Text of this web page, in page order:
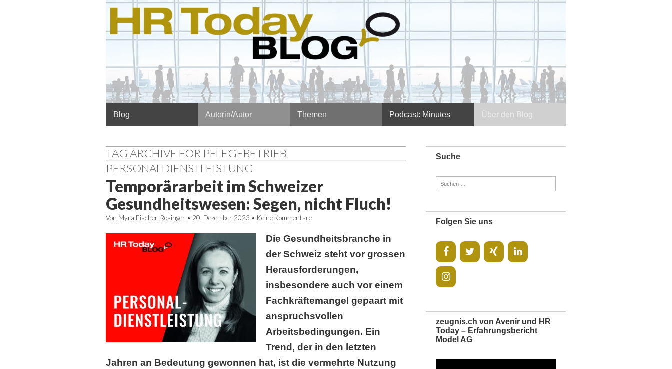
Hauptmenü
Blog Autorin/Autor Themen Podcast: Minutes Über den Blog
TAG ARCHIVE FOR PFLEGEBETRIEB
PERSONALDIENSTLEISTUNG
Temporärarbeit im Schweizer
Gesundheitswesen: Segen, nicht Fluch!
Von Myra Fischer-Rosinger • 20. Dezember 2023 • Keine Kommentare
Die Gesundheitsbranche in
der Schweiz steht vor grossen
Herausforderungen,
insbesondere auch vor einem
Fachkräftemangel gepaart mit
anspruchsvollen
Arbeitsbedingungen. Ein
Trend, der in den letzten
Jahren an Bedeutung gewonnen hat, ist die vermehrte Nutzung
Suche
Folgen Sie uns
zeugnis.ch von Avenir und HR
Today – Erfahrungsbericht
Model AG